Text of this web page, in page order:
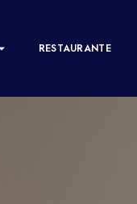
RESTAURANTE